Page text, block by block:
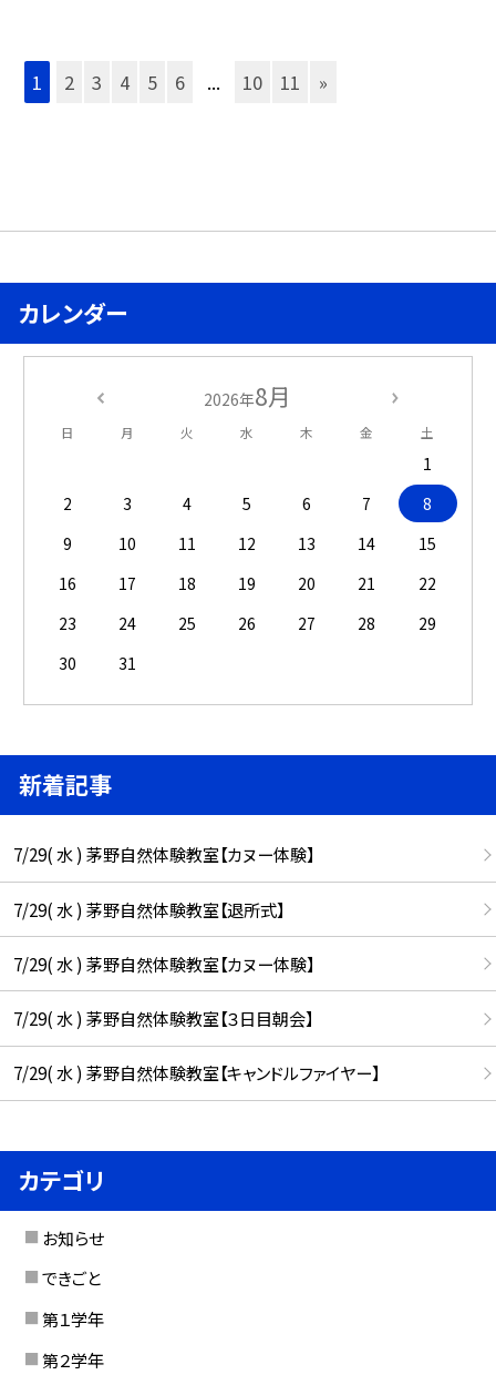
1 2 3 4 5 6 ... 10 11 »
カレンダー
2026年8月
日 月 火 水 木 金 土
1
2
3 4 5 6 7
8
9
10 11 12 13 14
15
16
17 18 19 20 21
22
23
24 25 26 27 28
29
30
31
新着記事
7/29( 水 ) 茅野自然体験教室【カヌー体験】
7/29( 水 ) 茅野自然体験教室【退所式】
7/29( 水 ) 茅野自然体験教室【カヌー体験】
7/29( 水 ) 茅野自然体験教室【３日目朝会】
7/29( 水 ) 茅野自然体験教室【キャンドルファイヤー】
カテゴリ
お知らせ
できごと
第１学年
第２学年